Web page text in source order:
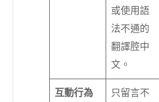
或使用語
法不通的
翻譯腔中
文。
互動行為
只留言不